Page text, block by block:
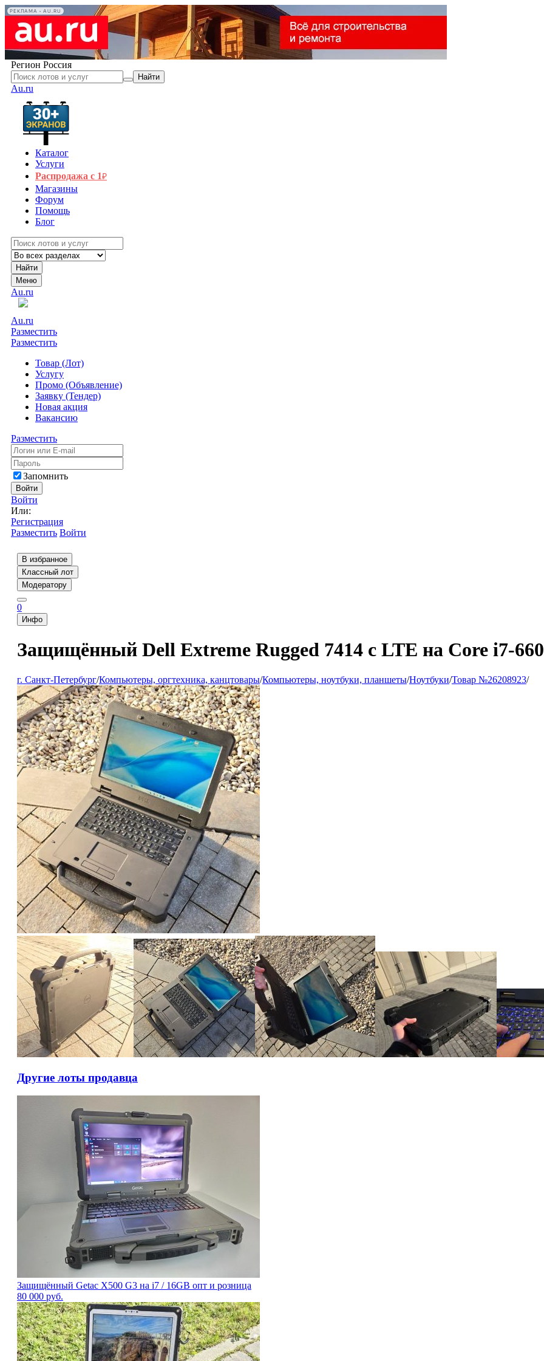
РЕКЛАМА • AU.RU
Регион Россия
Найти
Au.ru
Каталог
Услуги
Распродажа с 1₽
Магазины
Форум
Помощь
Блог
Найти
Меню
Au.ru
Au.ru
Разместить
Разместить
Товар (Лот)
Услугу
Промо (Объявление)
Заявку (Тендер)
Новая акция
Вакансию
Разместить
Запомнить
Войти
Войти
Или:
Регистрация
Разместить Войти
В избранное
Классный лот
Модератору
0
Инфо
Защищённый Dell Extreme Rugged 7414 с LTE на Core i7-
г. Санкт-Петербург/Компьютеры, оргтехника, канцтовары/Компьютеры, ноутбуки, планшеты/Ноутбуки/Товар №26208923/
Другие лоты продавца
Защищённый Getac X500 G3 на i7 / 16GB опт и розница
80 000 руб.